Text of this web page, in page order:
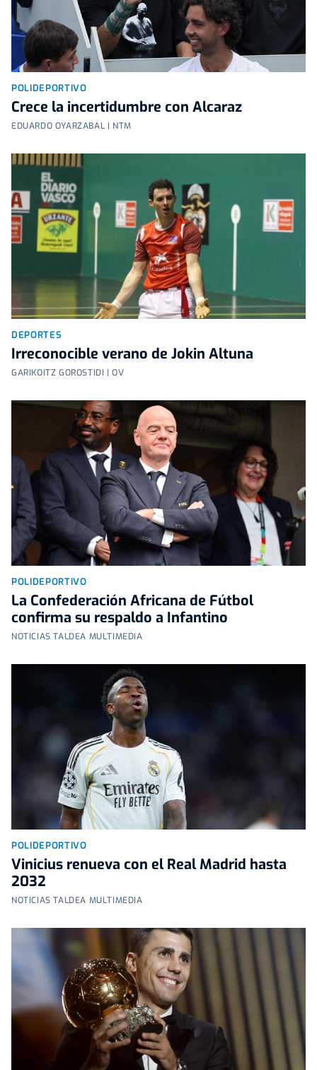
POLIDEPORTIVO
Crece la incertidumbre con Alcaraz
EDUARDO OYARZABAL | NTM
DEPORTES
Irreconocible verano de Jokin Altuna
GARIKOITZ GOROSTIDI | OV
POLIDEPORTIVO
La Confederación Africana de Fútbol
confirma su respaldo a Infantino
NOTICIAS TALDEA MULTIMEDIA
POLIDEPORTIVO
Vinicius renueva con el Real Madrid hasta
2032
NOTICIAS TALDEA MULTIMEDIA